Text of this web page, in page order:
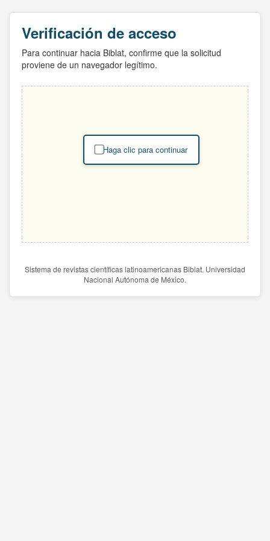
Verificación de acceso
Para continuar hacia Biblat, confirme que la solicitud
proviene de un navegador legítimo.
Haga clic para continuar
Sistema de revistas científicas latinoamericanas Biblat. Universidad
Nacional Autónoma de México.